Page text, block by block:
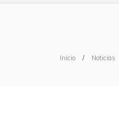
Inicio Noticias